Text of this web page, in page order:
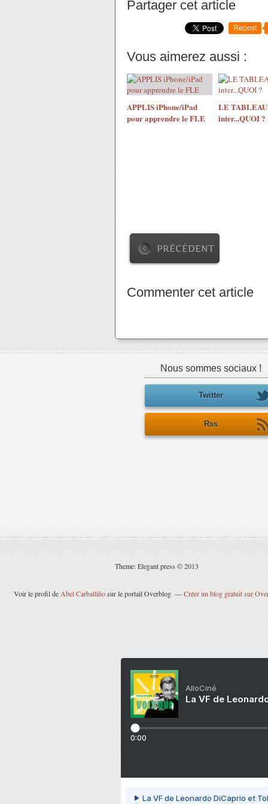
Partager cet article
Repost
Vous aimerez aussi :
APPLIS iPhone/iPad
pour apprendre le FLE
LE TABLEAU
inter...QUOI ?
PRÉCÉDENT
Commenter cet article
Nous sommes sociaux !
Twitter
Rss
Theme: Elegant press © 2013
Voir le profil de Abel Carballiñosur le portail Overblog Créer un blog gratuit sur
AlloCiné
La VF de
0:00
La VF de Leonardo DiCaprio et